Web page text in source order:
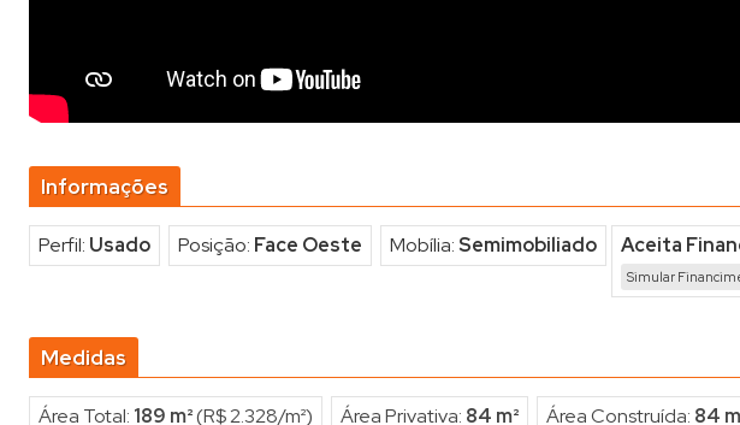
Informações
Perfil: Usado Posição: Face Oeste Mobília:Semimobiliado Aceita
Simular
Medidas
Área Total: 189 m²(R$ 2.328/m²) Área Privativa: 84 m² Área Construída: 84